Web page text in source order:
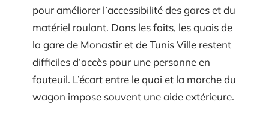
pour améliorer l’accessibilité des gares et du
matériel roulant. Dans les faits, les quais de
la gare de Monastir et de Tunis Ville restent
difficiles d’accès pour une personne en
fauteuil. L’écart entre le quai et la marche du
wagon impose souvent une aide extérieure.